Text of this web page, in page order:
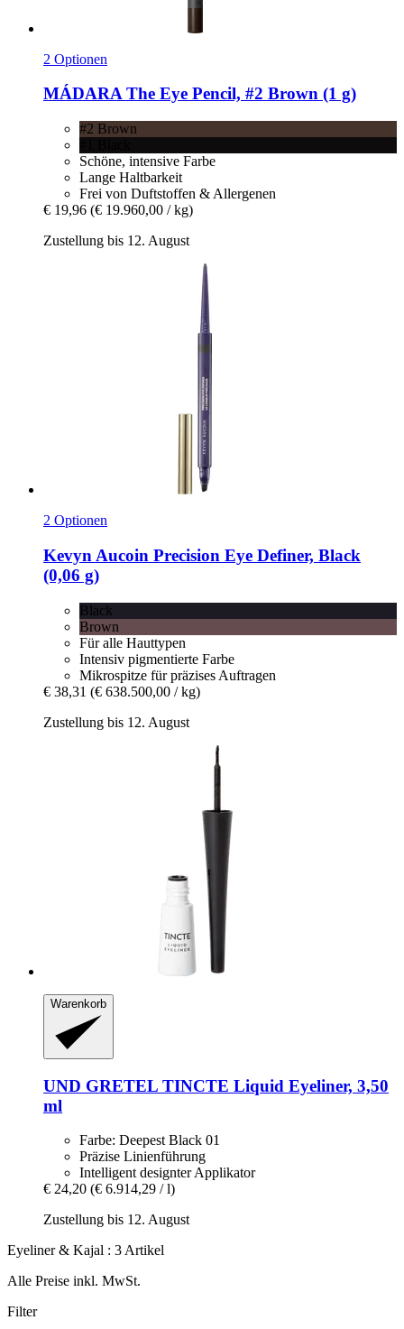
2 Optionen
MÁDARAThe Eye Pencil, #2 Brown (1 g)
#2 Brown
Schöne, intensive Farbe
Lange Haltbarkeit
Frei von Duftstoffen & Allergenen
€ 19,96 (€ 19.960,00 / kg)
Zustellung bis 12. August
2 Optionen
Kevyn Aucoin Precision Eye Definer, Black
(0,06 g)
Black
Brown
Für alle Hauttypen
Intensiv pigmentierte Farbe
Mikrospitze für präzises Auftragen
€ 38,31 (€ 638.500,00 / kg)
Zustellung bis 12. August
Warenkorb
UND GRETEL TINCTE Liquid Eyeliner, 3,50
ml
Farbe: Deepest Black 01
Präzise Linienführung
Intelligent designter Applikator
€ 24,20 (€ 6.914,29 / l)
Zustellung bis 12. August
Eyeliner & Kajal : 3 Artikel
Alle Preise inkl. MwSt.
Filter